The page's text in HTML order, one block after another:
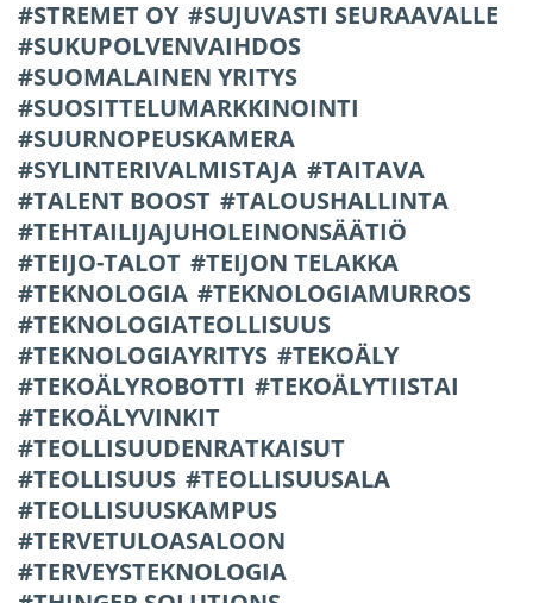
STREMET OY
SUJUVASTI SEURAAVALLE
SUKUPOLVENVAIHDOS
SUOMALAINEN YRITYS
SUOSITTELUMARKKINOINTI
SUURNOPEUSKAMERA
SYLINTERIVALMISTAJA
TAITAVA
TALENT BOOST
TALOUSHALLINTA
TEHTAILIJAJUHOLEINONSÄÄTIÖ
TEIJO-TALOT
TEIJON TELAKKA
TEKNOLOGIA
TEKNOLOGIAMURROS
TEKNOLOGIATEOLLISUUS
TEKNOLOGIAYRITYS
TEKOÄLY
TEKOÄLYROBOTTI
TEKOÄLYTIISTAI
TEKOÄLYVINKIT
TEOLLISUUDENRATKAISUT
TEOLLISUUS
TEOLLISUUSALA
TEOLLISUUSKAMPUS
TERVETULOASALOON
TERVEYSTEKNOLOGIA